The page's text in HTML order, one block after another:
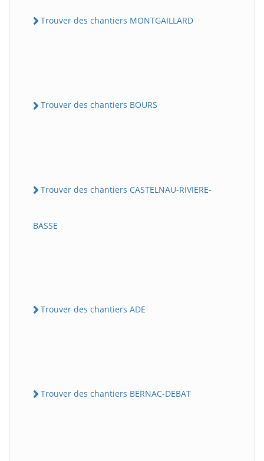
Trouver des chantiers MONTGAILLARD
Trouver des chantiers BOURS
Trouver des chantiers CASTELNAU-RIVIERE-
BASSE
Trouver des chantiers ADE
Trouver des chantiers BERNAC-DEBAT